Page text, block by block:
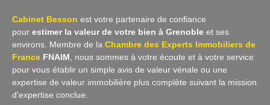
Cabinet Besson est votre partenaire de confiance
pour estimer la valeur de votre bien à Grenoble et ses
environs. Membre de la Chambre des Experts Immobiliers de
France FNAIM , nous sommes à votre écoute et à votre service
pour vous établir un simple avis de valeur vénale ou une
expertise de valeur immobilière plus complète suivant la mission
d'expertise conclue.